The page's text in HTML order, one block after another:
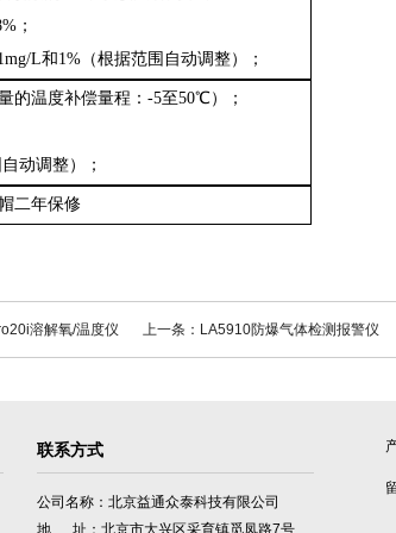
；
L和1% （根据范围自动调整）；
的温度补偿量程 ：-5至50℃）；
动调整）；
二年保修
溶解氧/温度仪 上一条：LA5910防爆气体检测报警仪
联系方式
公司名称：北京益通众泰科技有限公司
地 址：北京市大兴区采育镇觅凤路7号